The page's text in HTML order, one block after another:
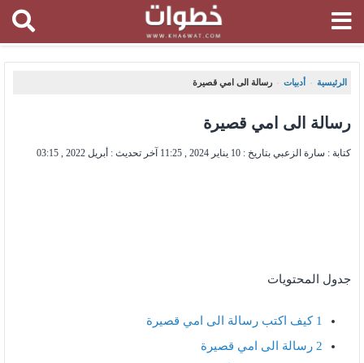
الرئيسية ، أدبيات ، رسالة الى امي قصيرة
رسالة الى امي قصيرة
كتابة : سارة الزعبي بتاريخ : 10 يناير 2024 , 11:25 آخر تحديث : أبريل 2022 , 03:15
جدول المحتويات
1 كيف اكتب رسالة الى امي قصيرة
2 رسالة الى امي قصيرة